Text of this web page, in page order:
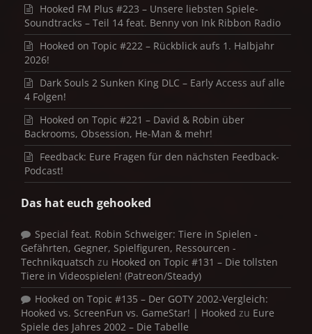
Hooked FM Plus #223 – Unsere liebsten Spiele-
Soundtracks – Teil 14 feat. Benny von Ink Ribbon Radio
Hooked on Topic #222 – Rückblick aufs 1. Halbjahr
2026!
Dark Souls 2 Sunken King DLC – Early Access auf alle
4 Folgen!
Hooked on Topic #221 – David & Robin über
Backrooms, Obsession, He-Man & mehr!
Feedback: Eure Fragen für den nächsten Feedback-
Podcast!
Das hat euch gehooked
Special feat. Robin Schweiger: Tiere in Spielen -
Gefährten, Gegner, Spielfiguren, Ressourcen -
Technikquatsch zu Hooked on Topic #131 – Die tollsten
Tiere in Videospielen! (Patreon/Steady)
Hooked on Topic #135 – Der GOTY 2002-Vergleich:
Hooked vs. ScreenFun vs. GameStar! | Hooked zu Eure
Spiele des Jahres 2002 – Die Tabelle